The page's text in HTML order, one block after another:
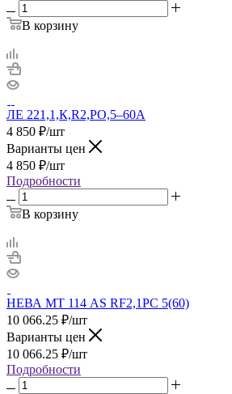
В корзину
ЛЕ 221,1,К,R2,РО,5–60А
4 850 ₽/шт
Варианты цен
4 850 ₽/шт
Подробности
В корзину
НЕВА МТ 114 AS RF2,1PC 5(60)
10 066.25 ₽/шт
Варианты цен
10 066.25 ₽/шт
Подробности